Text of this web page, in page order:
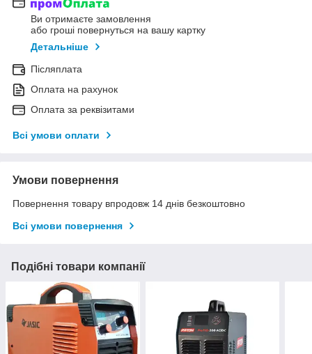
Ви отримаєте замовлення
або гроші повернуться на вашу картку
Детальніше
Післяплата
Оплата на рахунок
Оплата за реквізитами
Всі умови оплати
Умови повернення
Повернення товару впродовж 14 днів безкоштовно
Всі умови повернення
Подібні товари компанії